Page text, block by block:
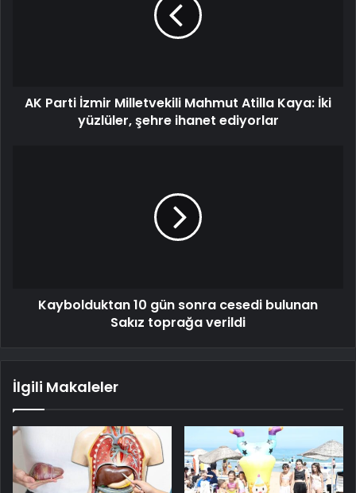
AK Parti İzmir Milletvekili Mahmut Atilla Kaya: İki
yüzlüler, şehre ihanet ediyorlar
Kaybolduktan 10 gün sonra cesedi bulunan
Sakız toprağa verildi
İlgili Makaleler